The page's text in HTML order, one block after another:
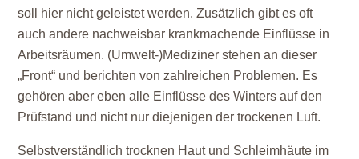
soll hier nicht geleistet werden. Zusätzlich gibt es oft
auch andere nachweisbar krankmachende Einflüsse in
Arbeitsräumen. (Umwelt-)Mediziner stehen an dieser
„Front“ und berichten von zahlreichen Problemen. Es
gehören aber eben alle Einflüsse des Winters auf den
Prüfstand und nicht nur diejenigen der trockenen Luft.
Selbstverständlich trocknen Haut und Schleimhäute im